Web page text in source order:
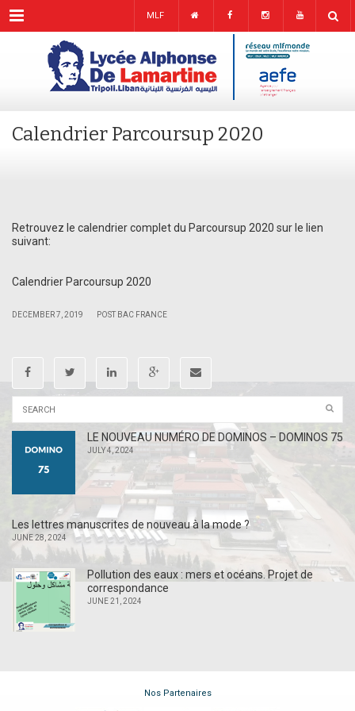
Menu MLF
Calendrier Parcoursup 2020
Retrouvez le calendrier complet du Parcoursup 2020 sur le lien
suivant:
Calendrier Parcoursup 2020
DECEMBER 7, 2019 POST BAC FRANCE
LE NOUVEAU NUMÉRO DE DOMINOS – DOMINOS 75
JULY 4, 2024
Les lettres manuscrites de nouveau à la mode ?
JUNE 28, 2024
Pollution des eaux : mers et océans. Projet de
correspondance
JUNE 21, 2024
Nos Partenaires